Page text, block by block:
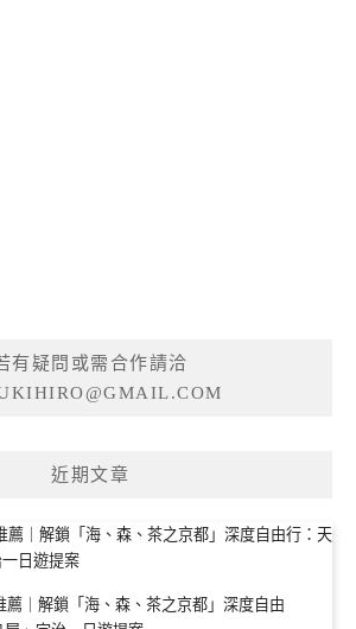
有疑問或需合作請洽
近期文章
薦｜解鎖「海、森、茶之京都」深度自由